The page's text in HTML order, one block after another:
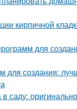
кирпичной
для
для создания:
в саду: